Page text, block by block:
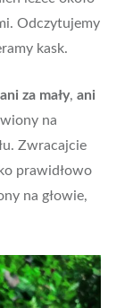
Odczytujemy
kask.
ani za mały, ani
na
Zwracajcie
prawidłowo
na głowie,